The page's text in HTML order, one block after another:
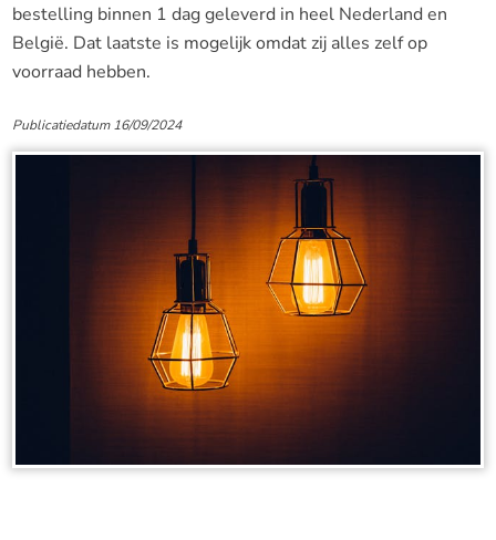
bestelling binnen 1 dag geleverd in heel Nederland en
België. Dat laatste is mogelijk omdat zij alles zelf op
voorraad hebben.
Publicatiedatum 16/09/2024